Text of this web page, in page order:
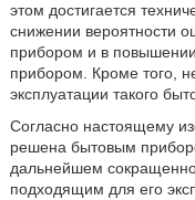
этом достигается
снижении вероятности
прибором и в
прибором. Кроме того,
эксплуатации такого
Согласно настоящему
решена бытовым
дальнейшем
подходящим для его